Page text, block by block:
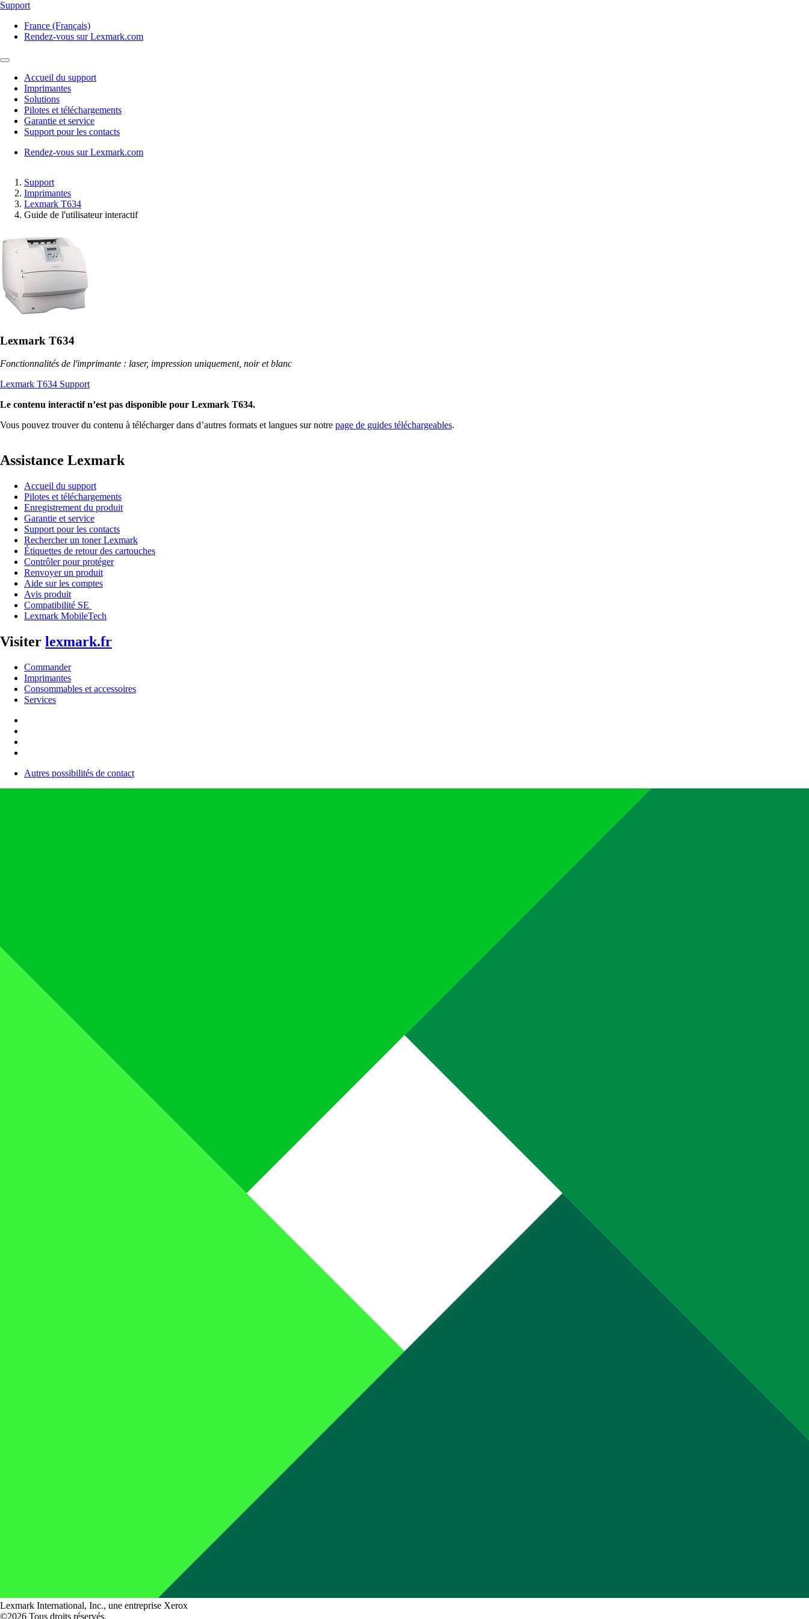
Support
France (Français)
Rendez-vous sur Lexmark.com
Accueil du support
Imprimantes
Solutions
Pilotes et téléchargements
Garantie et service
Support pour les contacts
Rendez-vous sur Lexmark.com
Support
Imprimantes
Lexmark T634
Guide de l'utilisateur interactif
Lexmark T634
Fonctionnalités de l'imprimante : laser, impression uniquement, noir et blanc
Lexmark T634 Support
Le contenu interactif n’est pas disponible pour Lexmark T634.
Vous pouvez trouver du contenu à télécharger dans d’autres formats et langues sur notre page de guides téléchargeables.
Assistance Lexmark
Accueil du support
Pilotes et téléchargements
Enregistrement du produit
Garantie et service
Support pour les contacts
Rechercher un toner Lexmark
Étiquettes de retour des cartouches
Contrôler pour protéger
Renvoyer un produit
Aide sur les comptes
Avis produit
Compatibilité SE
Lexmark MobileTech
Visiter lexmark.fr
Commander
Imprimantes
Consommables et accessoires
Services
Autres possibilités de contact
Lexmark International, Inc., une entreprise Xerox
©2026 Tous droits réservés.